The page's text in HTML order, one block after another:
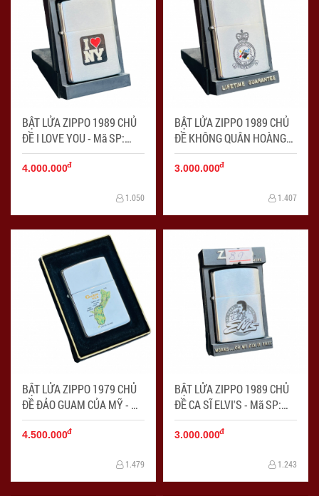
BẬT LỬA ZIPPO 1989 CHỦ
ĐỀ I LOVE YOU - Mã SP:
ZPC4213
4.000.000đ
1.050
BẬT LỬA ZIPPO 1989 CHỦ
ĐỀ KHÔNG QUÂN HOÀNG
GIA - Mã SP: ZPC4214
3.000.000đ
1.407
BẬT LỬA ZIPPO 1979 CHỦ
ĐỀ ĐẢO GUAM CỦA MỸ - Mã
SP: ZPC4215
4.500.000đ
1.479
BẬT LỬA ZIPPO 1989 CHỦ
ĐỀ CA SĨ ELVI'S - Mã SP:
ZPC4216
3.000.000đ
1.243